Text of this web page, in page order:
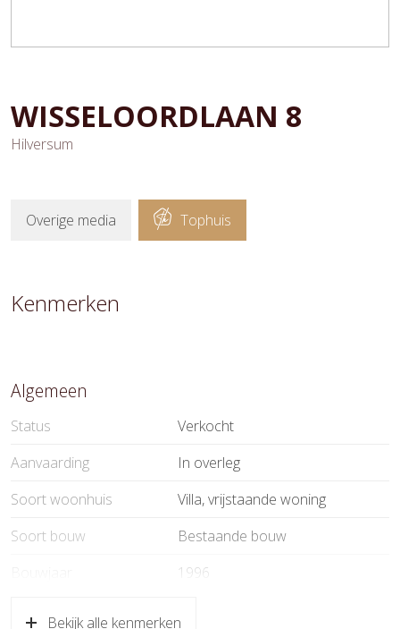
WISSELOORDLAAN 8
Hilversum
Overige media Tophuis
Kenmerken
Algemeen
Status
Verkocht
Aanvaarding
In overleg
Soort woonhuis
Villa, vrijstaande woning
Soort bouw
Bestaande bouw
1996
Bekijk alle kenmerken